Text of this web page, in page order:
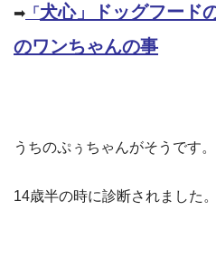
➡ 「 犬心」ドッグフード
のワンちゃんの事
うちのぷぅちゃんがそうです。
14歳半の時に診断されました。